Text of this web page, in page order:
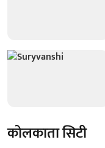
कोलकाता सिटी